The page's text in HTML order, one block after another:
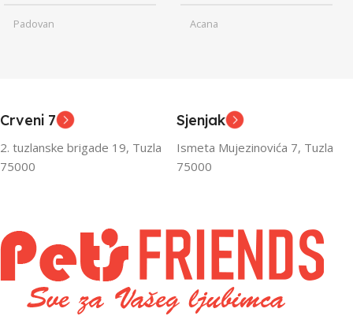
Padovan
FILTRIRAJ PO TEŽINI
1kg – 3kg
Acana
FILTRIRAJ PO TEŽINI
Crveni 7
2. tuzlanske brigade 19, Tuzla
75000
Sjenjak
Ismeta Mujezinovića 7, Tuzla
75000